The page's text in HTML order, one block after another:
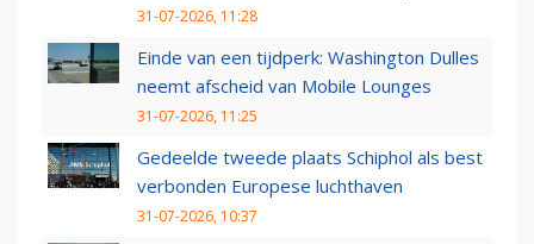
31-07-2026, 11:28
Einde van een tijdperk: Washington Dulles
neemt afscheid van Mobile Lounges
31-07-2026, 11:25
Gedeelde tweede plaats Schiphol als best
verbonden Europese luchthaven
31-07-2026, 10:37